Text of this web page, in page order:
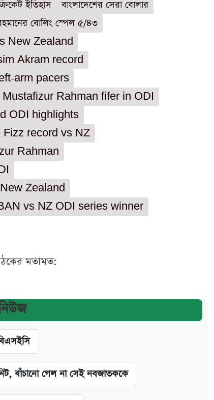
ইতিহাস
বাংলাদেশের সেরা বোলার
বোলিং স্পেল ৫/৪৩
New Zealand
Akram record
arm pacers
Mustafizur Rahman fifer in ODI
ODI highlights
Fizz record vs NZ
Rahman
Zealand
vs NZ ODI series winner
মতামত:
বাঁচানো গেল না সেই নবজাতককে